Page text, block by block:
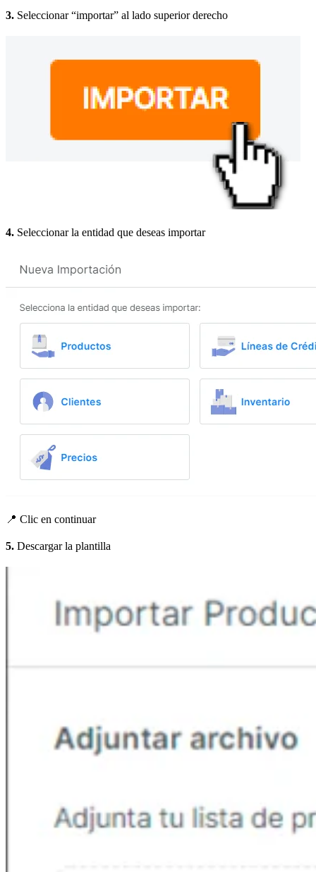
3. Seleccionar “importar” al lado superior derecho
4. Seleccionar la entidad que deseas importar
📍 Clic en continuar
5. Descargar la plantilla